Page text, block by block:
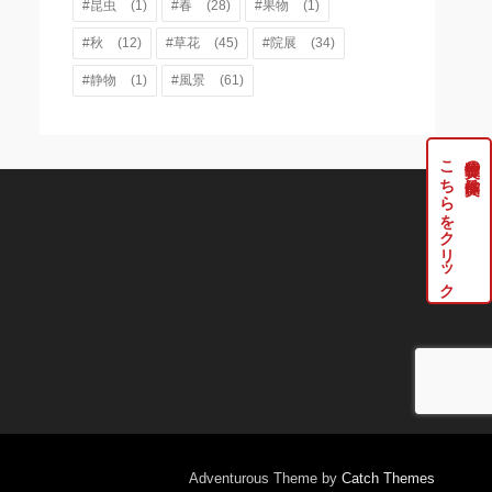
#昆虫 (1) #春 (28) #果物 (1)
#秋 (12) #草花 (45) #院展 (34)
#静物 (1) #風景 (61)
牧野伸英の実作品は
こちらをクリック
Adventurous Theme by Catch Themes